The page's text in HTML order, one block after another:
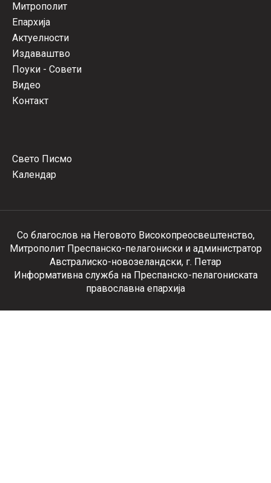
Митрополит
Епархија
Актуелности
Издаваштво
Поуки - Совети
Видео
Контакт
Свето Писмо
Календар
Со благослов на Неговото Високопреосвештенство,
Митрополит Преспанско-пелагониски и администратор
Австралиско-новозеландски, г. Петар
Информативна служба на Преспанско-пелагониската
православна епархија